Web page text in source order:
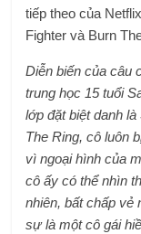
tiếp theo của
Fighter và Burn
Diễn biến của câu
trung học 15 tuổi
lớp đặt biệt danh
The Ring, cô luôn
vì ngoại hình của
cô ấy có thể nhìn
nhiên, bất chấp vẻ
sự là một cô gái